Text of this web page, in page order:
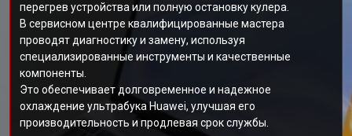
перегрев устройства или полную остановку кулера.
В сервисном центре квалифицированные мастера
проводят диагностику и замену, используя
специализированные инструменты и качественные
компоненты.
Это обеспечивает долговременное и надежное
охлаждение ультрабука Huawei, улучшая его
производительность и продлевая срок службы.